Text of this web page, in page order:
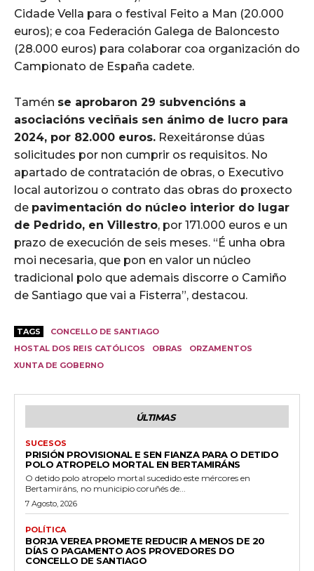
Cidade Vella para o festival Feito a Man (20.000
euros); e coa Federación Galega de Baloncesto
(28.000 euros) para colaborar coa organización do
Campionato de España cadete.
Tamén se aprobaron 29 subvencións a
asociacións veciñais sen ánimo de lucro para
2024, por 82.000 euros. Rexeitáronse dúas
solicitudes por non cumprir os requisitos. No
apartado de contratación de obras, o Executivo
local autorizou o contrato das obras do proxecto
de pavimentación do núcleo interior do lugar
de Pedrido, en Villestro, por 171.000 euros e un
prazo de execución de seis meses. “É unha obra
moi necesaria, que pon en valor un núcleo
tradicional polo que ademais discorre o Camiño
de Santiago que vai a Fisterra”, destacou.
TAGS
CONCELLO DE SANTIAGO
HOSTAL DOS REIS CATÓLICOS
OBRAS
ORZAMENTOS
XUNTA DE GOBERNO
ÚLTIMAS
SUCESOS
PRISIÓN PROVISIONAL E SEN FIANZA PARA O DETIDO
POLO ATROPELO MORTAL EN BERTAMIRÁNS
O detido polo atropelo mortal sucedido este mércores en
Bertamiráns, no municipio coruñés de...
7 Agosto, 2026
POLÍTICA
BORJA VEREA PROMETE REDUCIR A MENOS DE 20
DÍAS O PAGAMENTO AOS PROVEDORES DO
CONCELLO DE SANTIAGO